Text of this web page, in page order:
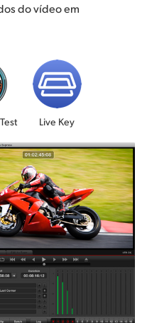
do vídeo em
Live Key